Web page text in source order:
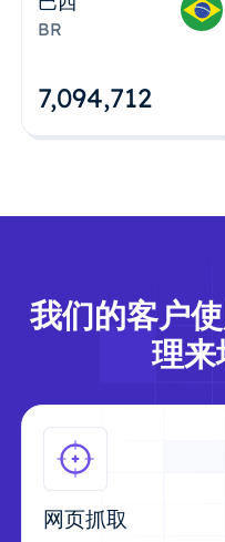
BR
7,094,712
我们的客户
理来
网页抓取